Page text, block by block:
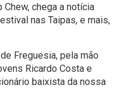
chega a notícia
nas Taipas, e mais,
Freguesia, pela mão
Ricardo Costa e
baixista da nossa